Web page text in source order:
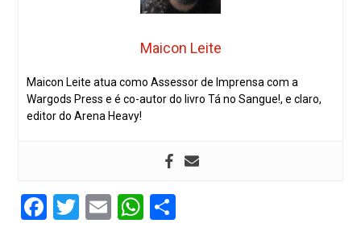
Maicon Leite
Maicon Leite atua como Assessor de Imprensa com a
Wargods Press e é co-autor do livro Tá no Sangue!, e claro,
editor do Arena Heavy!
Facebook
Twitter
EmailWhatsApp